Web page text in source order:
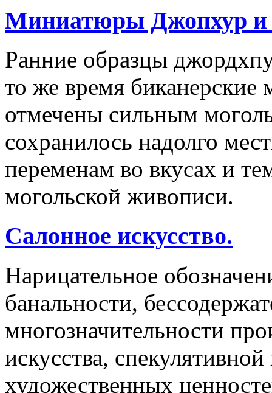
Миниатюры Джопхур и
Ранние образцы
то же время
отмечены сильным
сохранилось надолго
переменам во вкусах и
могольской живописи.
Салонное искусство.
Нарицательное
банальности,
многозначительности
искусства,
художественных